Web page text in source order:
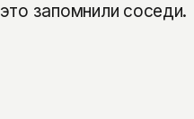
запомнили соседи.